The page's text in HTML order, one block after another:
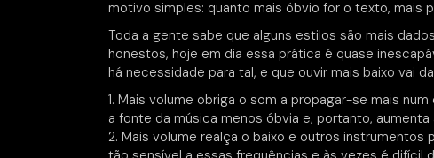
motivo simples: quanto mais óbvio for o texto, mais
Toda a gente sabe que alguns estilos são mais
honestos, hoje em dia essa prática é quase
há necessidade para tal, e que ouvir mais baixo vai
Mais volume obriga o som a propagar-se mais
a fonte da música menos óbvia e, portanto, aumenta
Mais volume realça o baixo e outros